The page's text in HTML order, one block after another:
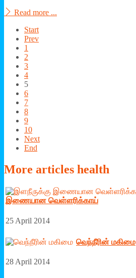
Read more ...
Start
Prev
1
2
3
4
5
6
7
8
9
10
Next
End
More articles health
இணையான வெள்ளரிக்காய்
25 April 2014
வெந்நீரின் மகிமை
28 April 2014